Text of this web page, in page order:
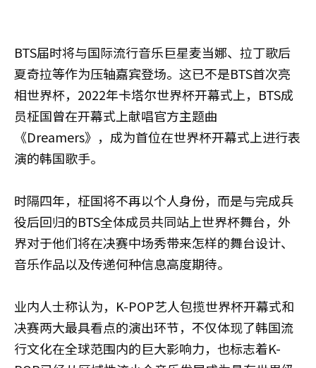
BTS届时将与国际流行音乐巨星麦当娜、拉丁歌后
夏奇拉等作为压轴嘉宾登场。这已不是BTS首次亮
相世界杯，2022年卡塔尔世界杯开幕式上，BTS成
员柾国曾在开幕式上献唱官方主题曲
《Dreamers》，成为首位在世界杯开幕式上进行表
演的韩国歌手。
时隔四年，柾国将不再以个人身份，而是与完成兵
役后回归的BTS全体成员共同站上世界杯舞台，外
界对于他们将在决赛中场秀带来怎样的舞台设计、
音乐作品以及传递何种信息高度期待。
业内人士称认为，K-POP艺人包揽世界杯开幕式和
决赛两大最具看点的演出环节，不仅体现了韩国流
行文化在全球范围内的巨大影响力，也标志着K-